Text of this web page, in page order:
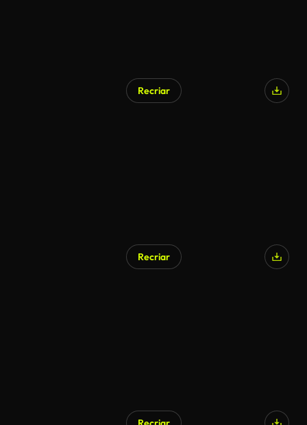
Recriar
Recriar